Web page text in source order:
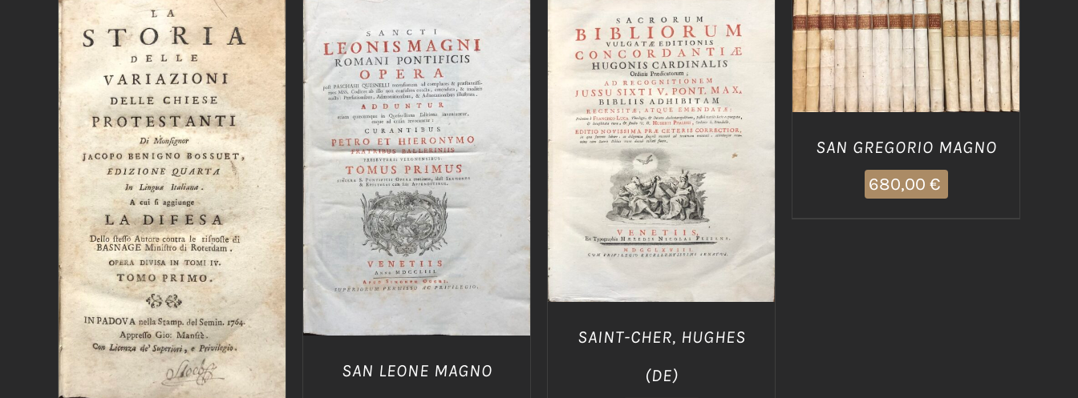
AGGIUNGI AL CARRELLO
/
DETTAGLI
AGGIUNGI AL CARRELLO
/
DETTAGLI
SAN LEONE MAGNO
AGGIUNGI AL CARRELLO
DETTAGLI
SAINT-CHER, HUGHES
(DE)
AGGIUNGI AL CARRELLO
DETTAGLI
SAN GREGORIO MAGNO
680,00 €